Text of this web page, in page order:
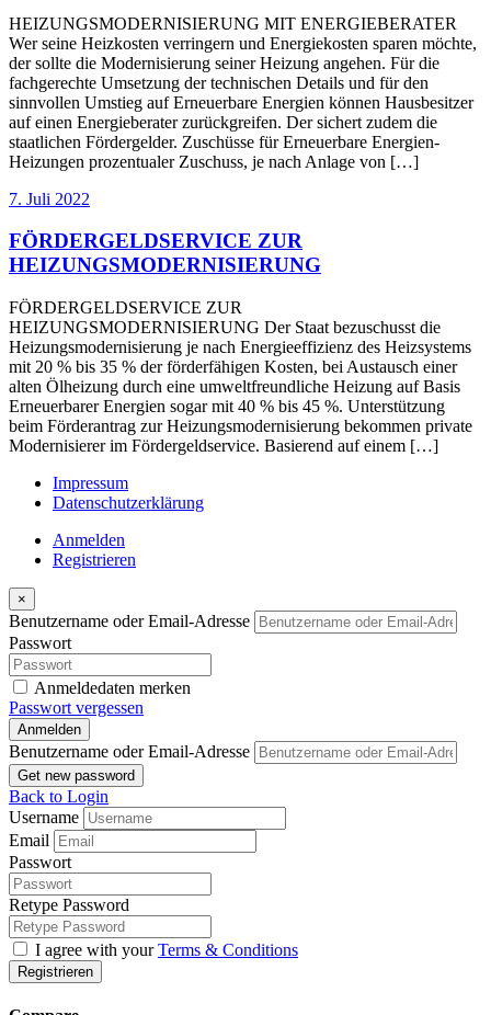
HEIZUNGSMODERNISIERUNG MIT ENERGIEBERATER
Wer seine Heizkosten verringern und Energiekosten sparen möchte,
der sollte die Modernisierung seiner Heizung angehen. Für die
fachgerechte Umsetzung der technischen Details und für den
sinnvollen Umstieg auf Erneuerbare Energien können Hausbesitzer
auf einen Energieberater zurückgreifen. Der sichert zudem die
staatlichen Fördergelder. Zuschüsse für Erneuerbare Energien-
Heizungen prozentualer Zuschuss, je nach Anlage von […]
7. Juli 2022
FÖRDERGELDSERVICE ZUR
HEIZUNGSMODERNISIERUNG
FÖRDERGELDSERVICE ZUR
HEIZUNGSMODERNISIERUNG Der Staat bezuschusst die
Heizungsmodernisierung je nach Energieeffizienz des Heizsystems
mit 20 % bis 35 % der förderfähigen Kosten, bei Austausch einer
alten Ölheizung durch eine umweltfreundliche Heizung auf Basis
Erneuerbarer Energien sogar mit 40 % bis 45 %. Unterstützung
beim Förderantrag zur Heizungsmodernisierung bekommen private
Modernisierer im Fördergeldservice. Basierend auf einem […]
Impressum
Datenschutzerklärung
Anmelden
Registrieren
×
Benutzername oder Email-Adresse
Passwort
Anmeldedaten merken
Passwort vergessen
Anmelden
Benutzername oder Email-Adresse
Get new password
Back to Login
Username
Email
Passwort
Retype Password
I agree with yourTerms & Conditions
Registrieren